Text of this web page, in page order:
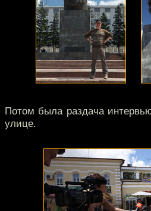
Потом была раздача
улице.